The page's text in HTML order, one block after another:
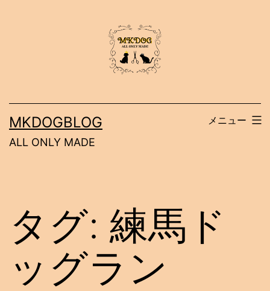
ス
MKDOGBLOG
ALL ONLY MADE
メニュー
タグ: 練馬ド
ッグラン